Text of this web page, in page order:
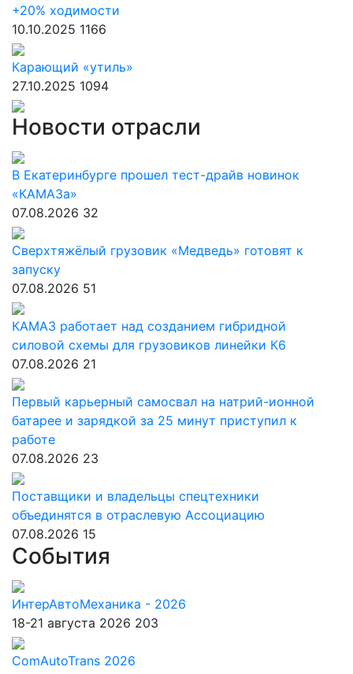
+20% ходимости
10.10.2025 1166
Карающий «утиль»
27.10.2025 1094
Новости отрасли
В Екатеринбурге прошел тест-драйв новинок
«КАМАЗа»
07.08.2026 32
Сверхтяжёлый грузовик «Медведь» готовят к
запуску
07.08.2026 51
КАМАЗ работает над созданием гибридной
силовой схемы для грузовиков линейки К6
07.08.2026 21
Первый карьерный самосвал на натрий-ионной
батарее и зарядкой за 25 минут приступил к
работе
07.08.2026 23
Поставщики и владельцы спецтехники
объединятся в отраслевую Ассоциацию
07.08.2026 15
События
ИнтерАвтоМеханика - 2026
18-21 августа 2026 203
ComAutoTrans 2026